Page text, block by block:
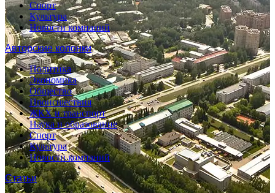
Спорт
Культура
Новости компаний
Авторские колонки
Политика
Экономика
Общество
Происшествия
ЖКХ и транспорт
Наука и образование
Спорт
Культура
Новости компаний
Статьи